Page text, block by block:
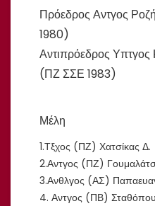
Πρόεδρος Αντγος
1980)
Αντιπρόεδρος Υπτγος
(ΠΖ ΣΣΕ 1983)
Μέλη
1.Τξχος (ΠΖ) Χατσίκας Δ.
2.Αντγος (ΠΖ)
3.Ανθλγος (ΑΣ)
4. Αντγος (ΠΒ)